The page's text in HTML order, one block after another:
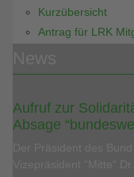
Kurzübersicht
Antrag für LRK
Aufruf zur
Absage